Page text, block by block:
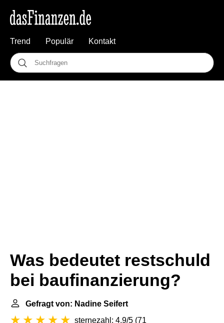
Trend Populär Kontakt
Was bedeutet restschuld
bei baufinanzierung?
Gefragt von: Nadine Seifert
sternezahl: 4.9/5 (71